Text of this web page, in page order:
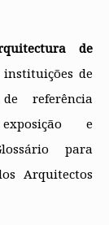
de
de
de
de
referência
e
para
Arquitectos